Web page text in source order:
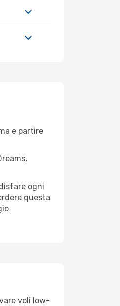
e partire
ogni
questa
voli low-